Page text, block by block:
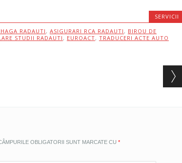
SERVICII
RADAUTI , ASIGURARI RCA RADAUTI , BIROU DE
STUDII RADAUTI , EUROACT, TRADUCERI ACTE AUTO
OBLIGATORII SUNT MARCATE CU *